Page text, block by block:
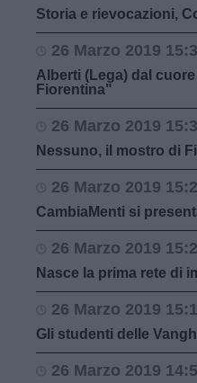
Storia e rievocazioni,
26 Marzo 2019
Alberti (Lega) dal
Fiorentina"
26 Marzo 2019
Nessuno, il mostro di
26 Marzo 2019
CambiaMenti si
26 Marzo 2019
Nasce la prima rete di
26 Marzo 2019
Gli studenti delle
26 Marzo 2019